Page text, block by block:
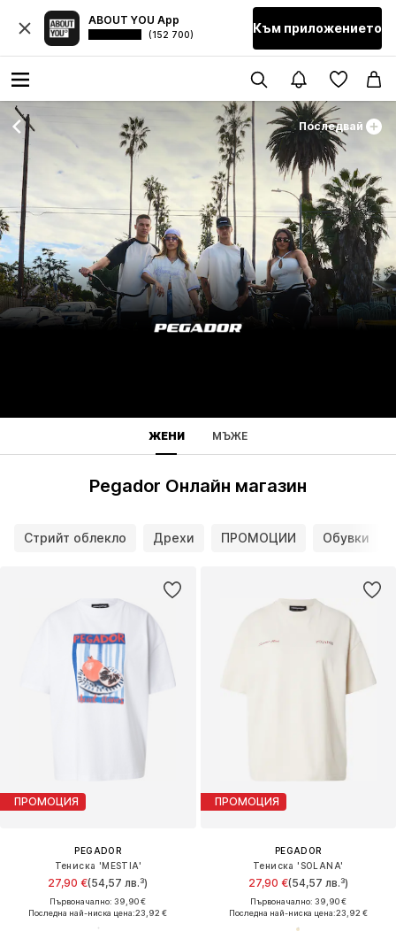
ABOUT YOU App
(152 700) Към приложението
Последвай
ЖЕНИ МЪЖЕ
Pegador Онлайн магазин
Стрийт облекло Дрехи ПРОМОЦИИ Обувки
ПРОМОЦИЯ
PEGADOR
Тениска 'MESTIA'
27,90 €(54,57 лв.³)
Първоначално: 39,90 €
Последна най-ниска цена:23,92 €
ПРОМОЦИЯ
PEGADOR
Тениска 'SOLANA'
27,90 €(54,57 лв.³)
Първоначално: 39,90 €
Последна най-ниска цена:23,92 €